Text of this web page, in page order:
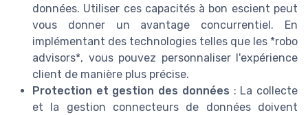
données. Utiliser ces capacités à bon escient peut
vous donner un avantage concurrentiel. En
implémentant des technologies telles que les *robo
advisors*, vous pouvez personnaliser l'expérience
client de manière plus précise.
Protection et gestion des données : La collecte
et la gestion connecteurs de données doivent